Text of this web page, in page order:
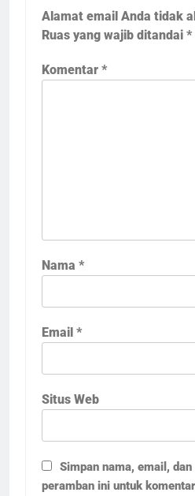
Alamat email Anda tidak
Ruas yang wajib ditandai *
Komentar *
Nama *
Email *
Situs Web
Simpan nama, email,
peramban ini untuk